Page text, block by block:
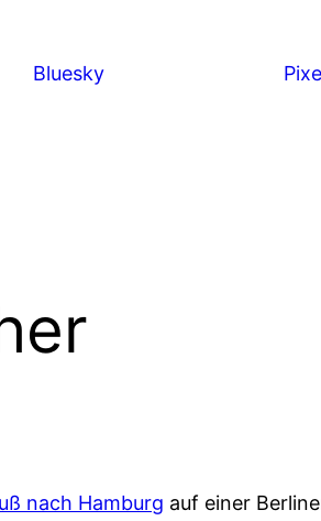
Bluesky
nach Hamburg auf einer